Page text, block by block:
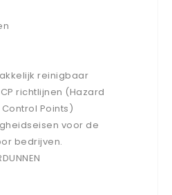
reinigbaar
richtlijnen (Hazard
Points)
voor de
bedrijven.